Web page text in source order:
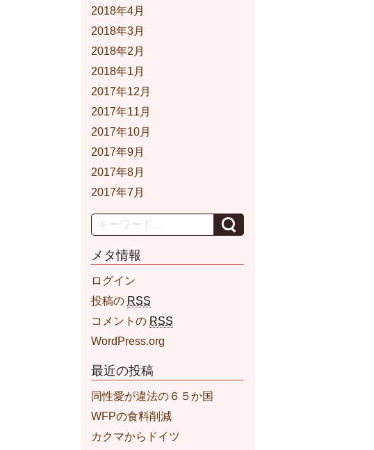
2018年4月
2018年3月
2018年2月
2018年1月
2017年12月
2017年11月
2017年10月
2017年9月
2017年8月
2017年7月
Search
メタ情報
ログイン
投稿の RSS
コメントの RSS
WordPress.org
最近の投稿
同性愛が違法の６５か国
WFPの食料削減
カクマからドイツ